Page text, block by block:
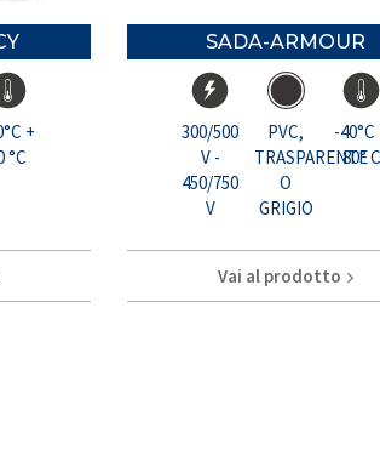
+
°C
SADA-ARMOUR
300/500
V -
450/750
V
PVC,
TRASPARENTE
O
GRIGIO
-40°C
80° C
Vai al prodotto